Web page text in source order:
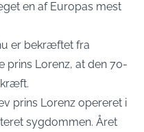
en af Europas mest
er bekræftet fra
prins Lorenz, at den 70-
prins Lorenz opereret i
sygdommen. Året